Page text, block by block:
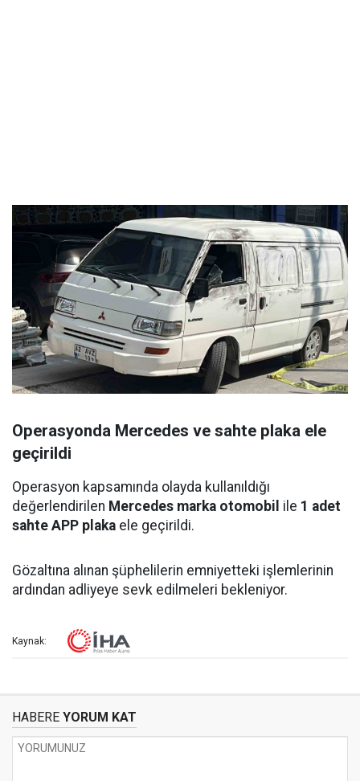
Operasyonda Mercedes ve sahte plaka ele
geçirildi
Operasyon kapsamında olayda kullanıldığı
değerlendirilen Mercedes marka otomobil ile 1 adet
sahte APP plaka ele geçirildi.
Gözaltına alınan şüphelilerin emniyetteki işlemlerinin
ardından adliyeye sevk edilmeleri bekleniyor.
Kaynak:
HABERE YORUM KAT